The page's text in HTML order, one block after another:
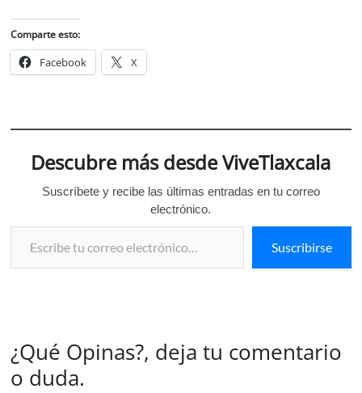
Comparte esto:
Facebook X
Descubre más desde ViveTlaxcala
Suscríbete y recibe las últimas entradas en tu correo
electrónico.
Escribe tu correo electrónico…
Suscribirse
¿Qué Opinas?, deja tu comentario
o duda.